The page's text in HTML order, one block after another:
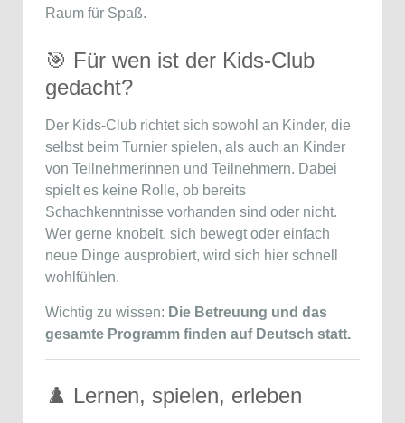
Raum für Spaß.
🎯 Für wen ist der Kids-Club
gedacht?
Der Kids-Club richtet sich sowohl an Kinder, die
selbst beim Turnier spielen, als auch an Kinder
von Teilnehmerinnen und Teilnehmern. Dabei
spielt es keine Rolle, ob bereits
Schachkenntnisse vorhanden sind oder nicht.
Wer gerne knobelt, sich bewegt oder einfach
neue Dinge ausprobiert, wird sich hier schnell
wohlfühlen.
Wichtig zu wissen: Die Betreuung und das
gesamte Programm finden auf Deutsch statt.
♟️ Lernen, spielen, erleben